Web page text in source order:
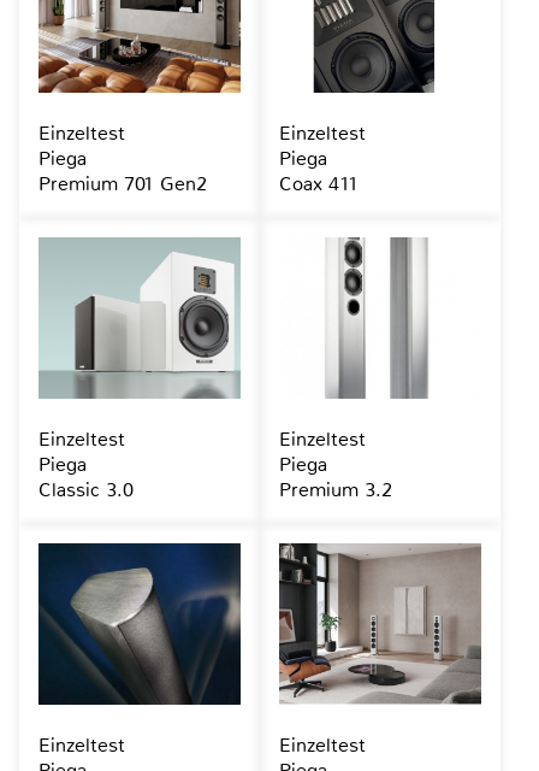
Einzeltest
Piega
Premium 701 Gen2
Einzeltest
Piega
Coax 411
Einzeltest
Piega
Classic 3.0
Einzeltest
Piega
Premium 3.2
Einzeltest
Einzeltest